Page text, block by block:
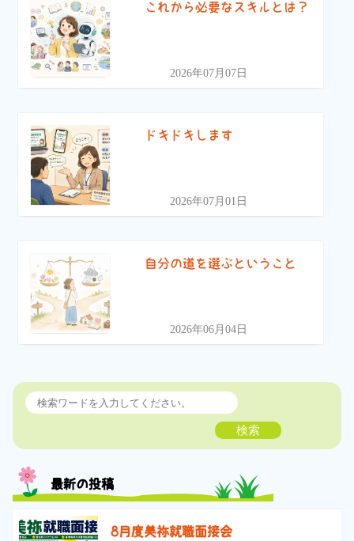
これから必要なスキルとは？
2026年07月07日
ドキドキします
2026年07月01日
自分の道を選ぶということ
2026年06月04日
検索
最新の投稿
8月度美祢就職面接会